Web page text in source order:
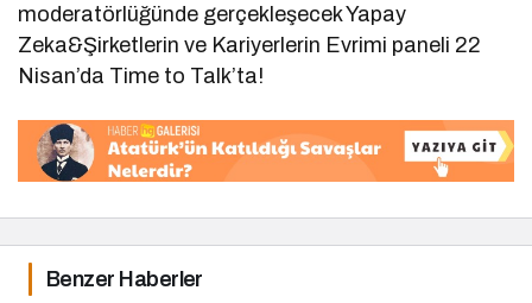
moderatörlüğünde gerçekleşecek Yapay
Zeka&Şirketlerin ve Kariyerlerin Evrimi paneli 22
Nisan’da Time to Talk’ta!
Benzer Haberler